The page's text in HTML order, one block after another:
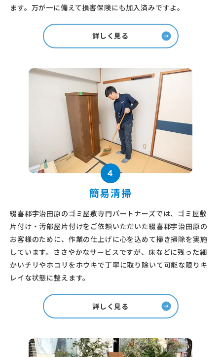
ます。万が一に備えて損害保険にも加入済みですよ。
詳しく見る
4
簡易清掃
綴喜郡宇治田原のゴミ屋敷専門パートナーズでは、ゴミ屋敷
片付け・汚部屋片付けをご依頼いただいた綴喜郡宇治田原の
お客様のために、作業の仕上げに心を込めて掃き掃除を実施
しています。ささやかなサービスですが、床などに残った細
かいチリやホコリをホウキで丁寧に取り除いて可能な限りキ
レイな状態に整えます。
詳しく見る